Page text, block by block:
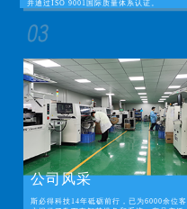
并通过ISO 9001国际质量体系认证。
公司风采
斯必得科技14年砥砺前行，已为6000余位客